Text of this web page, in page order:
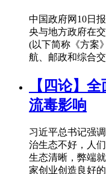
中国政府网10日
央与地方政府在
(以下简称《方案
航、邮政和综合
【四论】
流毒影响
习近平总书记强
治生态不好，人
生态清晰，弊端
家创业创造良好